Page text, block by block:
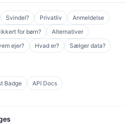
Svindel? Privatliv
Anmeldelse
for børn?
Alternativer
ejer? Hvad er?
Sælger data?
Badge API Docs